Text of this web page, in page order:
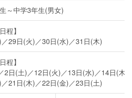
～中学3年生(男女)
程】
29日(火)／30日(水)／31日(木)
程】
2日(土)／12日(火)／13日(水)／14日(木)
21日(木)／22日(金)／23日(土)